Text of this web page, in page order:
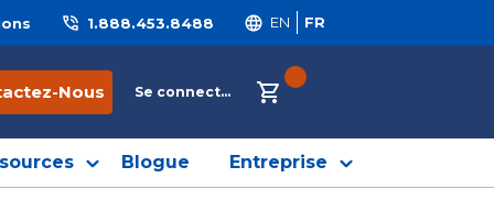
1.888.453.8488 EN FR
Nous Se connecter
Blogue Entreprise